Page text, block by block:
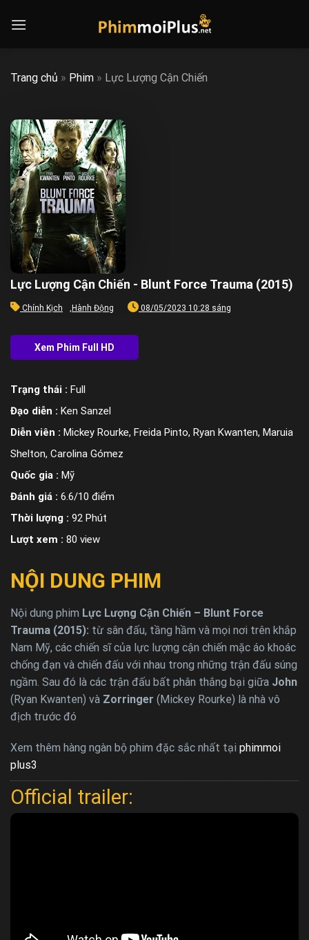
Trang chủ » Phim » Lực Lượng Cận Chiến
Lực Lượng Cận Chiến - Blunt Force Trauma (2015)
Chính Kịch , Hành Động 08/05/2023 10:28 sáng
Trạng thái : Full
Đạo diễn : Ken Sanzel
Diễn viên : Mickey Rourke, Freida Pinto, Ryan Kwanten, Maruia
Shelton, Carolina Gómez
Quốc gia : Mỹ
Đánh giá : 6.6/10 điểm
Thời lượng : 92 Phút
Lượt xem : 80 view
NỘI DUNG PHIM
Nội dung phim Lực Lượng Cận Chiến – Blunt Force
Trauma (2015): từ sân đấu, tầng hầm và mọi nơi trên khắp
Nam Mỹ, các chiến sĩ của lực lượng cận chiến mặc áo khoác
chống đạn và chiến đấu với nhau trong những trận đấu súng
ngầm. Sau đó là các trận đấu bất phân thắng bại giữa John
(Ryan Kwanten) và Zorringer (Mickey Rourke) là nhà vô
địch trước đó
Xem thêm hàng ngàn bộ phim đặc sắc nhất tại phimmoi
plus3
Official trailer: